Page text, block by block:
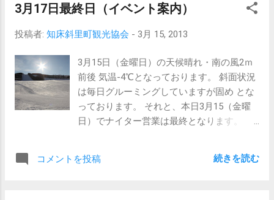
ち致しております。
3月17日最終日（イベント案内）
投稿者: 知床斜里町観光協会 - 3月 15, 2013
3月15日（金曜日）の天候晴れ・南の風2ｍ
前後 気温-4℃となっております。 斜面状況
は毎日グルーミングしていますが固め とな
っております。 それと、本日3月15（金曜
日）でナイター営業は最終となります。
3月17日
コメントを投稿 続きを読む